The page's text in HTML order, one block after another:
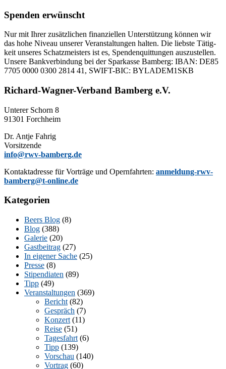
Spenden erwünscht
Nur mit Ih­rer zu­sätz­li­chen fi­nan­zi­el­len Un­ter­stüt­zung kön­nen wir
das hohe Ni­veau un­se­rer Ver­an­stal­tun­gen hal­ten. Die liebs­te Tä­tig­
keit un­se­res Schatz­meis­ters ist es, Spen­den­quit­tun­gen aus­zu­stel­len.
Un­se­re Bank­ver­bin­dung bei der Spar­kas­se Bam­berg: IBAN: DE85
7705 0000 0300 2814 41, SWIFT-BIC: BYLADEM1SKB
Richard-Wagner-Verband Bamberg e.V.
Un­te­rer Schorn 8
91301 Forchheim
Dr. Ant­je Fahrig
Vorsitzende
info@rwv-bamberg.de
Kon­takt­adres­se für Vor­trä­ge und Opern­fahr­ten: anmeldung-rwv-
bamberg@t-online.de
Kategorien
Beers Blog (8)
Blog (388)
Galerie (20)
Gastbeitrag (27)
In eigener Sache (25)
Presse (8)
Stipendiaten (89)
Tipp (49)
Veranstaltungen (369)
Bericht (82)
Gespräch (7)
Konzert (11)
Reise (51)
Tagesfahrt (6)
Tipp (139)
Vorschau (140)
Vortrag (60)